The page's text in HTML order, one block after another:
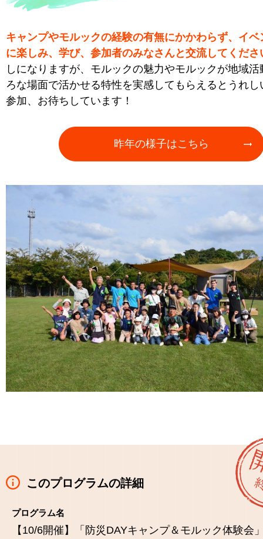
キャンプやモルックの経験の有無にかかわらず、イベ
に楽しみ、学び、参加者のみなさんと交流してくださ
しになりますが、モルックの魅力やモルックが地域活
ろな場面で活かせる特性を実感してもらえるとうれし
参加、お待ちしています！
昨年の様子はこちら
このプログラムの詳細
プログラム名
【10/6開催】「防災DAYキャンプ＆モルック体験会